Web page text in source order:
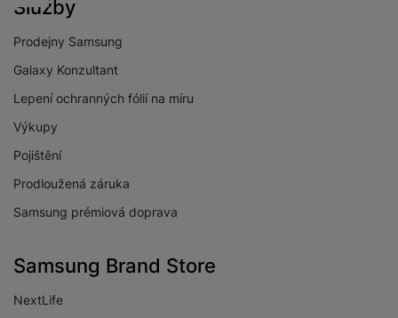
Služby
Prodejny Samsung
Galaxy Konzultant
Lepení ochranných fólií na míru
Výkupy
Pojištění
Prodloužená záruka
Samsung prémiová doprava
Samsung Brand Store
NextLife